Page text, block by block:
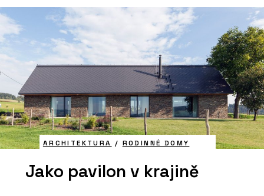
ARCHITEKTURA / RODINNÉ DOMY
Jako pavilon v krajině